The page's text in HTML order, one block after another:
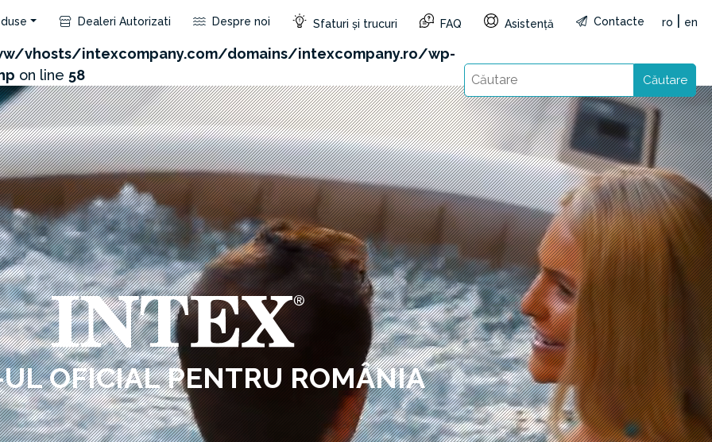
product/api.php?id=193&not_use_region=1&reg=RO&lang=ro): Failed to open stream: HTTP
vhosts/intexcompany.com/domains/intexcompany.ro/wp-
on line 58
Dealeri Autorizati Despre noi Sfaturi și trucuri FAQ Asistență Contacte ro en
Căutare
OFICIAL PENTRU ROMÂNIA